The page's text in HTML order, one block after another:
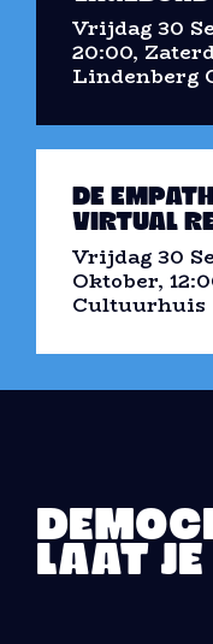
Vrijdag 30
20:00,
Lindenberg
DE
VIRTUAL
Vrijdag 30
Oktober,
Cultuurhuis
LAAT